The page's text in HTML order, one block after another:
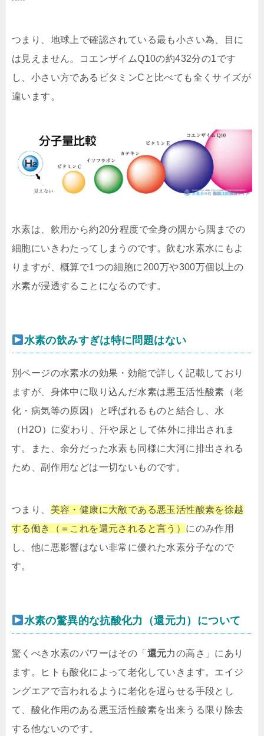
つまり、地球上で確認されている最も小さい為、目に
は見えません。コエンザイムQ10の約432分の1です
し、小さい方であるビタミンCと比べても全くサイズが
違います。
水素は、飲用から約20分程度で全身の隅から隅までの
細胞にいきわたってしまうのです。飲む水素水にもよ
りますが、概算で1つの細胞に200万や300万個以上の
水素が浸透することになるのです。
水素の飲みすぎは特に問題はない
別ページの水素水の効果・効能で詳しく記載しており
ますが、身体中に取り込んだ水素は悪玉活性酸素（老
化・病気等の原因）と呼ばれるものと結合し、水
（H2O）に変わり、汗や尿として体外に排出されま
す。また、余分だった水素も同様に大河に排出される
ため、副作用などは一切ないものです。
つまり、 美容・健康に大敵である悪玉活性酸素を徐越
する働き（＝これを還元されると言う） にのみ作用
し、他に悪影響はない非常に優れた水素分子なので
す。
水素の驚異的な抗酸化力（還元力）について
驚くべき水素のパワーはその「 還元力の高さ」にあり
ます。ヒトも酸化によって老化していきます。エイジ
ングエアで言われるように老化を遅らせる手段とし
て、酸化作用のある悪玉活性酸素を出来うる限り除去
する他ないのです。